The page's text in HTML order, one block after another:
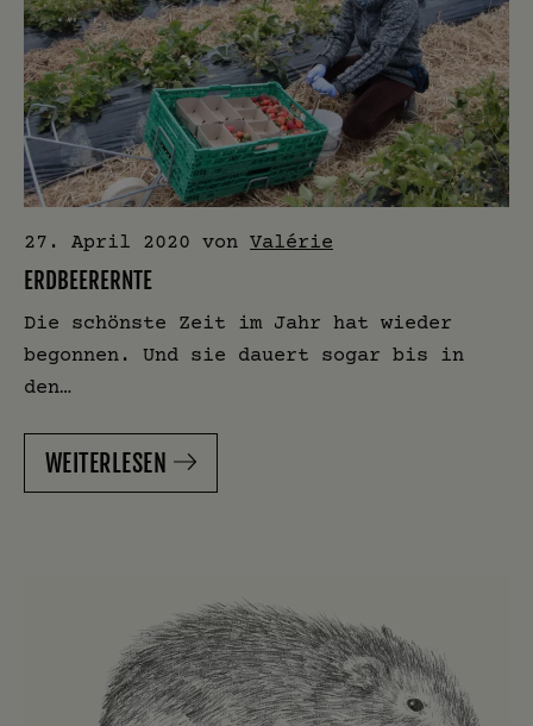
27. April 2020 von Valérie
ERDBEERERNTE
Die schönste Zeit im Jahr hat wieder
begonnen. Und sie dauert sogar bis in
den…
WEITERLESEN